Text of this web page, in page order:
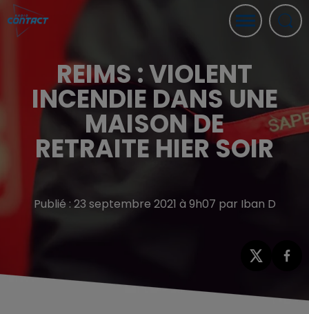
REIMS : VIOLENT
INCENDIE DANS UNE
MAISON DE
RETRAITE HIER SOIR
Publié : 23 septembre 2021 à 9h07 par Iban D